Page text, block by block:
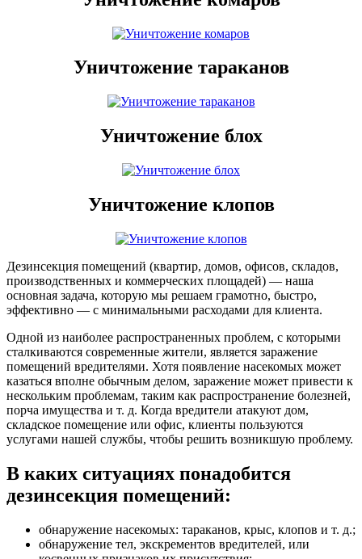
Уничтожение тараканов
Уничтожение блох
Уничтожение клопов
Дезинсекция помещений (квартир, домов, офисов, складов,
производственных и коммерческих площадей) — наша
основная задача, которую мы решаем грамотно, быстро,
эффективно — с минимальными расходами для клиента.
Одной из наиболее распространенных проблем, с которыми
сталкиваются современные жители, является заражение
помещений вредителями. Хотя появление насекомых может
казаться вполне обычным делом, заражение может привести к
нескольким проблемам, таким как распространение болезней,
порча имущества и т. д. Когда вредители атакуют дом,
складское помещение или офис, клиенты пользуются
услугами нашей службы, чтобы решить возникшую проблему.
В каких ситуациях понадобится
дезинсекция помещений:
обнаружение насекомых: тараканов, крыс, клопов и т. д.;
обнаружение тел, экскрементов вредителей, или